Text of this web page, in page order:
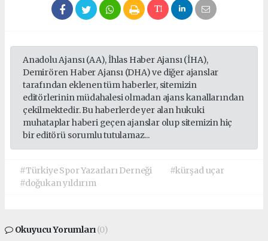
Anadolu Ajansı (AA), İhlas Haber Ajansı (İHA),
Demirören Haber Ajansı (DHA) ve diğer ajanslar
tarafından eklenen tüm haberler, sitemizin
editörlerinin müdahalesi olmadan ajans kanallarından
çekilmektedir. Bu haberlerde yer alan hukuki
muhataplar haberi geçen ajanslar olup sitemizin hiç
bir editörü sorumlu tutulamaz...
#Türkiye Spor Yazarları Derneği
#kürşad uçar
#doğukan yıldırım
Okuyucu Yorumları(0)